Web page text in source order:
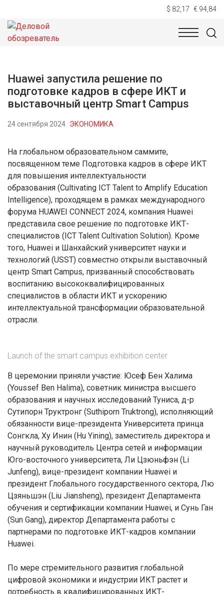
$ 82,17 € 94,84
НОВОСТИ
Huawei запустила решение по
подготовке кадров в сфере ИКТ и
выставочный центр Smart Campus
24 сентября 2024 ЭКОНОМИКА
На глобальном образовательном саммите,
посвященном теме Подготовка кадров в сфере ИКТ
для повышения интеллектуальности
образования (Cultivating ICT Talent to Amplify Education
Intelligence), проходящем в рамках международного
форума HUAWEI CONNECT 2024, компания Huawei
представила свое решение по подготовке ИКТ-
специалистов (ICT Talent Cultivation Solution). Кроме
того, Huawei и Шанхайский университет науки и
технологий (USST) совместно открыли выставочный
центр Smart Campus, призванный способствовать
воспитанию высококвалифицированных
специалистов в области ИКТ и ускорению
интеллектуальной трансформации образовательной
отрасли.
Launch of the smart campus exhibition center
В церемонии приняли участие: Юсеф Бен Халима
(Youssef Ben Halima), советник министра высшего
образования и научных исследований Туниса, д-р
Сутипорн Труктронг (Suthiporn Truktrong), исполняющий
обязанности вице-президента Университета принца
Сонгкла, Ху Инин (Hu Yining), заместитель директора и
научный руководитель Центра сетей и информации
Юго-восточного университета, Ли Цзюньфэн (Li
Junfeng), вице-президент компании Huawei и
президент Глобального государственного сектора, Лю
Цзяньшэн (Liu Jiansheng), президент Департамента
обучения и сертификации компании Huawei, и Сунь Ган
(Sun Gang), директор Департамента работы с
партнерами по подготовке ИКТ-кадров компании
Huawei.
По мере стремительного развития глобальной
цифровой экономики и индустрии ИКТ растет и
потребность в квалифицированных ИКТ-